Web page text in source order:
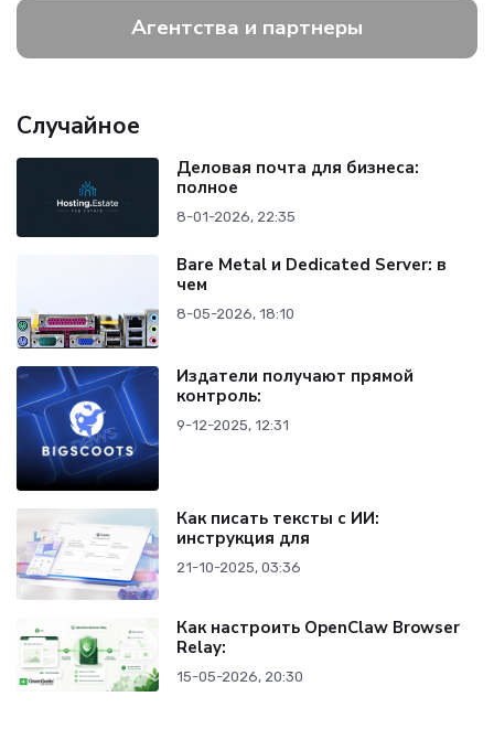
Агентства и партнеры
Случайное
Деловая почта для бизнеса:
полное
8-01-2026, 22:35
Bare Metal и Dedicated Server: в
чем
8-05-2026, 18:10
Издатели получают прямой
контроль:
9-12-2025, 12:31
Как писать тексты с ИИ:
инструкция для
21-10-2025, 03:36
Как настроить OpenClaw Browser
Relay:
15-05-2026, 20:30